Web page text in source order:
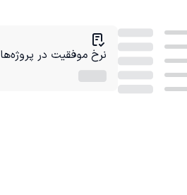
نرخ موفقیت در پروژه‌ها